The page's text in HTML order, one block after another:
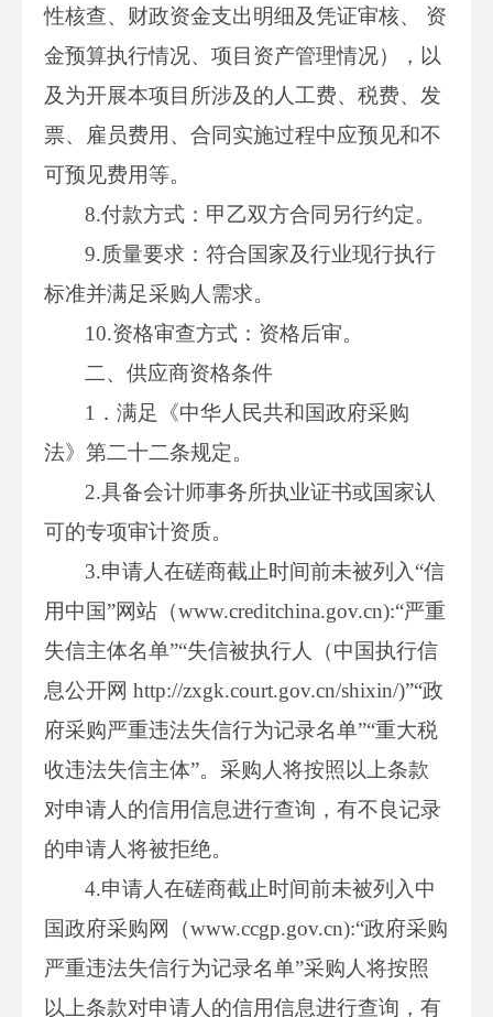
性核查、财政资金支出明细及凭证审核、 资
金预算执行情况、项目资产管理情况），以
及为开展本项目所涉及的人工费、税费、发
票、雇员费用、合同实施过程中应预见和不
可预见费用等。
8.付款方式：甲乙双方合同另行约定。
9.质量要求：符合国家及行业现行执行
标准并满足采购人需求。
10.资格审查方式：资格后审。
二、供应商资格条件
1．满足《中华人民共和国政府采购
法》第二十二条规定。
2.具备会计师事务所执业证书或国家认
可的专项审计资质。
3.申请人在磋商截止时间前未被列入“信
用中国”网站（www.creditchina.gov.cn):“严重
失信主体名单”“失信被执行人（中国执行信
息公开网 http://zxgk.court.gov.cn/shixin/)”“政
府采购严重违法失信行为记录名单”“重大税
收违法失信主体”。采购人将按照以上条款
对申请人的信用信息进行查询，有不良记录
的申请人将被拒绝。
4.申请人在磋商截止时间前未被列入中
国政府采购网（www.ccgp.gov.cn):“政府采购
严重违法失信行为记录名单”采购人将按照
以上条款对申请人的信用信息进行查询，有